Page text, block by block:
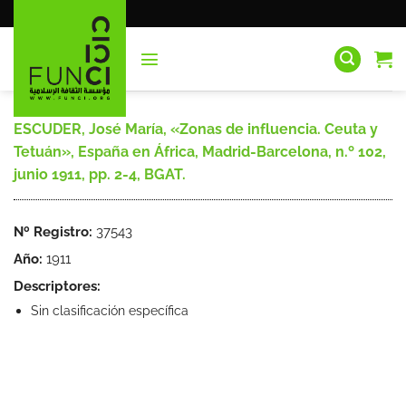
al
ESCUDER, José María, «Zonas de influencia. Ceuta y
Tetuán», España en África, Madrid-Barcelona, n.º 102,
junio 1911, pp. 2-4, BGAT.
Nº Registro: 37543
Año: 1911
Descriptores:
Sin clasificación específica